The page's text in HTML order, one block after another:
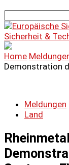
Sicherheit &
Home
Demonstration
Meldungen
Land